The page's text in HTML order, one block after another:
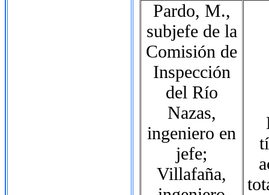
Pardo, M.,
subjefe de la
Comisión de
Inspección
del Río
Nazas,
ingeniero en
jefe;
Villafaña,